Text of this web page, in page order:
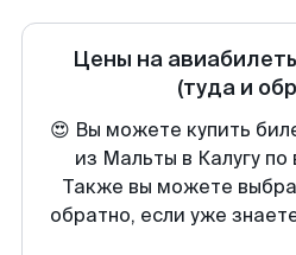
Цены на
(туда и
😍 Вы можете купить
из Мальты в Калугу по
Также вы можете
обратно, если уже